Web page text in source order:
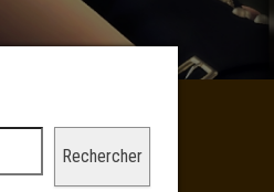
Rechercher